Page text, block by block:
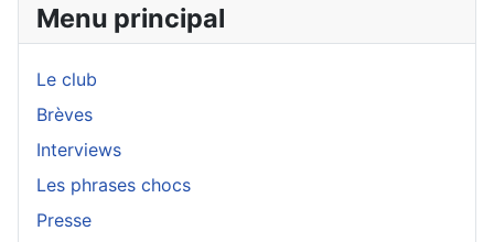
Menu principal
Le club
Brèves
Interviews
Les phrases chocs
Presse